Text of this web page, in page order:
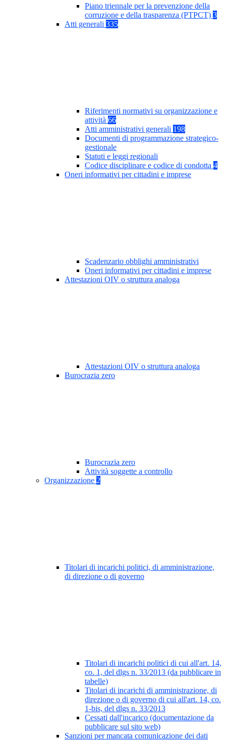
Piano triennale per la prevenzione della
corruzione e della trasparenza (PTPCT) 3
Atti generali 335
Riferimenti normativi su organizzazione e
attività 66
Atti amministrativi generali 198
Documenti di programmazione strategico-
gestionale
Statuti e leggi regionali
Codice disciplinare e codice di condotta 4
Oneri informativi per cittadini e imprese
Scadenzario obblighi amministrativi
Oneri informativi per cittadini e imprese
Attestazioni OIV o struttura analoga
Attestazioni OIV o struttura analoga
Burocrazia zero
Burocrazia zero
Attività soggette a controllo
Organizzazione 2
Titolari di incarichi politici, di amministrazione,
di direzione o di governo
Titolari di incarichi politici di cui all'art. 14,
co. 1, del dlgs n. 33/2013 (da pubblicare in
tabelle)
Titolari di incarichi di amministrazione, di
direzione o di governo di cui all'art. 14, co.
1-bis, del dlgs n. 33/2013
Cessati dall'incarico (documentazione da
pubblicare sul sito web)
Sanzioni per mancata comunicazione dei dati